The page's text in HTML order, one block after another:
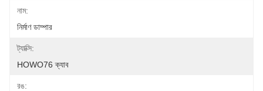
নাম:
নির্মাণ ডাম্পার
ট্যাক্সি:
HOWO76 ক্যাব
রঙ: